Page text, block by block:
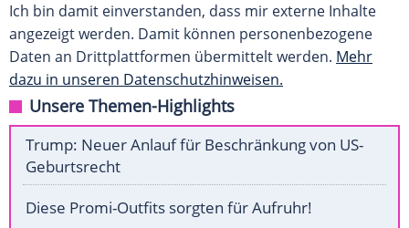
Ich bin damit einverstanden, dass mir externe Inhalte
angezeigt werden. Damit können personenbezogene
Daten an Drittplattformen übermittelt werden. Mehr
dazu in unseren Datenschutzhinweisen.
Unsere Themen-Highlights
Trump: Neuer Anlauf für Beschränkung von US-
Geburtsrecht
Diese Promi-Outfits sorgten für Aufruhr!